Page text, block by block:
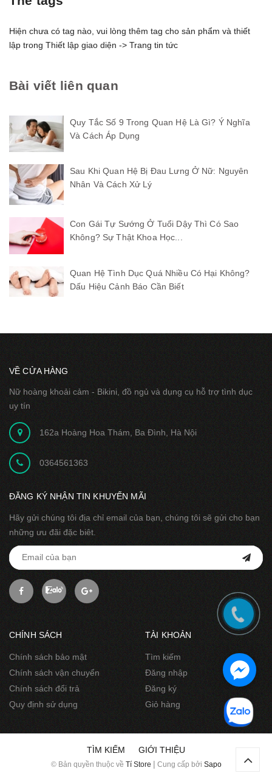
Hiện chưa có tag nào, vui lòng thêm tag cho sản phẩm và thiết
lập trong Thiết lập giao diện -> Trang tin tức
Bài viết liên quan
Quy Tắc Số 9 Trong Quan Hệ Là Gì? Ý Nghĩa
Và Cách Áp Dụng
Sau Khi Quan Hệ Bị Đau Lưng Ở Nữ: Nguyên
Nhân Và Cách Xử Lý
Con Gái Tự Sướng Ở Tuổi Dậy Thì Có Sao
Không? Sự Thật Khoa Học...
Quan Hệ Tình Dục Quá Nhiều Có Hại Không?
Dấu Hiệu Cảnh Báo Cần Biết
VỀ CỬA HÀNG
Nữ hoàng khoải cảm - Bikini, đồ ngủ và dụng cụ hỗ trợ tình dục
uy tín
162a Hoàng Hoa Thám, Ba Đình, Hà Nội
0364561363
ĐĂNG KÝ NHẬN TIN KHUYẾN MÃI
Hãy gửi chúng tôi địa chỉ email của bạn, chúng tôi sẽ gửi cho bạn
những ưu đãi đặc biêt.
CHÍNH SÁCH
Chính sách bảo mật
Chính sách vận chuyển
Chính sách đổi trả
Quy định sử dụng
TÀI KHOẢN
Tìm kiếm
Đăng nhập
Đăng ký
Giỏ hàng
TÌM KIẾM GIỚI THIỆU
© Bản quyền thuộc về Tí Store | Cung cấp bởi Sapo